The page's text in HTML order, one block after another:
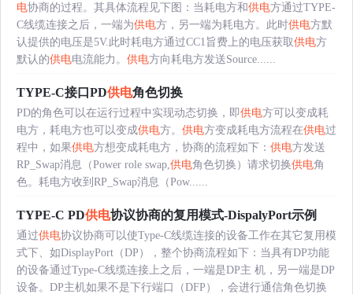
电协商的过程。其具体流程见下图：当耗电方和供电方通过TYPE-
C线缆连接之后，一端为供电方，另一端为耗电方。此时供电方默
认提供的电压是5V.此时耗电方通过CC1旨费上的电压获取供电方
默认的供电电流能力。 供电方向耗电方发送Source......
TYPE-C接口PD供电角色切换
PD的角色可以在运行过程中实现动态切换，即供电方可以变成耗
电方，耗电方也可以变成供电方。 供电方变成耗电方流程在供电过
程中，如果供电方想变成耗电方，协商的流程如下： 供电方发送
RP_Swap消息（Power role swap, 供电角色切换）请求切换供电角
色。耗电方收到RP_Swap消息（Pow......
TYPE-C PD供电协议协商的复用模式-DispalyPort示例
通过供电协议协商可以使Type-C线缆连接的设备工作在其它复用模
式下、如DisplayPort（DP），整个协商流程如下：当具有DP功能
的设备通过Type-C线缆连接上之后，一端是DP主 机，另一端是DP
设备。DP主机如果不是下行端口（DFP），会进行通信角色切换